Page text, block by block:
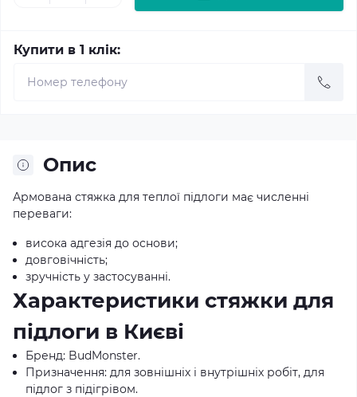
Купити в 1 клік:
Опис
Армована стяжка для теплої підлоги має численні
переваги:
висока адгезія до основи;
довговічність;
зручність у застосуванні.
Характеристики стяжки для
підлоги в Києві
Бренд: BudMonster.
Призначення: для зовнішніх і внутрішніх робіт, для
підлог з підігрівом.